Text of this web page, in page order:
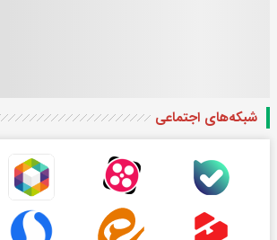
شبکه‌های اجتماعی